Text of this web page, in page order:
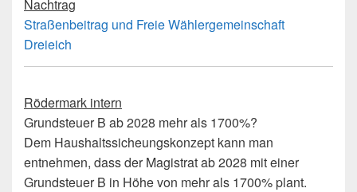
Nachtrag
Straßenbeitrag und Freie Wählergemeinschaft
Dreieich
Rödermark intern
Grundsteuer B ab 2028 mehr als 1700%?
Dem Haushaltssicheungskonzept kann man
entnehmen, dass der Magistrat ab 2028 mit einer
Grundsteuer B in Höhe von mehr als 1700% plant.